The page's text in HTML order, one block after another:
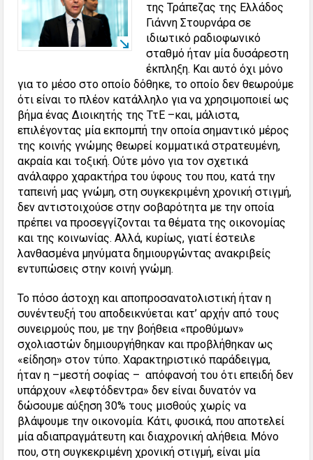
της Τράπεζας της Ελλάδος
Γιάννη Στουρνάρα σε
ιδιωτικό ραδιοφωνικό
σταθμό ήταν μία δυσάρεστη
έκπληξη. Και αυτό όχι μόνο
για το μέσο στο οποίο δόθηκε, το οποίο δεν θεωρούμε
ότι είναι το πλέον κατάλληλο για να χρησιμοποιεί ως
βήμα ένας Διοικητής της ΤτΕ –και, μάλιστα,
επιλέγοντας μία εκπομπή την οποία σημαντικό μέρος
της κοινής γνώμης θεωρεί κομματικά στρατευμένη,
ακραία και τοξική. Ούτε μόνο για τον σχετικά
ανάλαφρο χαρακτήρα του ύφους του που, κατά την
ταπεινή μας γνώμη, στη συγκεκριμένη χρονική στιγμή,
δεν αντιστοιχούσε στην σοβαρότητα με την οποία
πρέπει να προσεγγίζονται τα θέματα της οικονομίας
και της κοινωνίας. Αλλά, κυρίως, γιατί έστειλε
λανθασμένα μηνύματα δημιουργώντας ανακριβείς
εντυπώσεις στην κοινή γνώμη.
Το πόσο άστοχη και αποπροσανατολιστική ήταν η
συνέντευξή του αποδεικνύεται κατ’ αρχήν από τους
συνειρμούς που, με την βοήθεια «προθύμων»
σχολιαστών δημιουργήθηκαν και προβλήθηκαν ως
«είδηση» στον τύπο. Χαρακτηριστικό παράδειγμα,
ήταν η –μεστή σοφίας – απόφανσή του ότι επειδή δεν
υπάρχουν «λεφτόδεντρα» δεν είναι δυνατόν να
δώσουμε αύξηση 30% τους μισθούς χωρίς να
βλάψουμε την οικονομία. Κάτι, φυσικά, που αποτελεί
μία αδιαπραγμάτευτη και διαχρονική αλήθεια. Μόνο
που, στη συγκεκριμένη χρονική στιγμή, είναι μία